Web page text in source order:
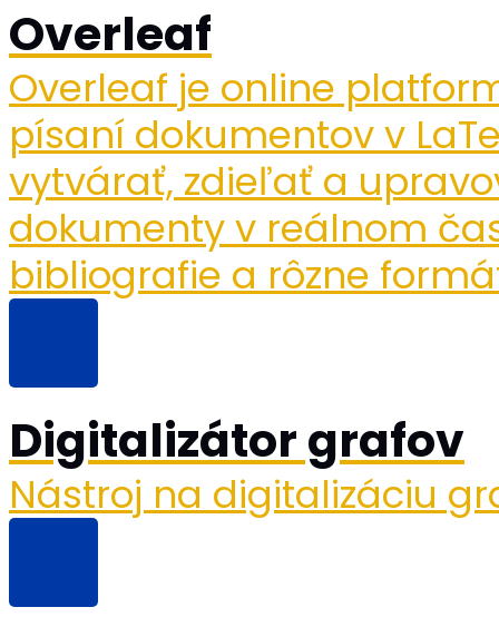
Overleaf
Overleaf je online
písaní dokumentov v
vytvárať, zdieľať a
dokumenty v reálnom
bibliografie a rôzne
Digitalizátor grafov
Nástroj na digitalizáciu